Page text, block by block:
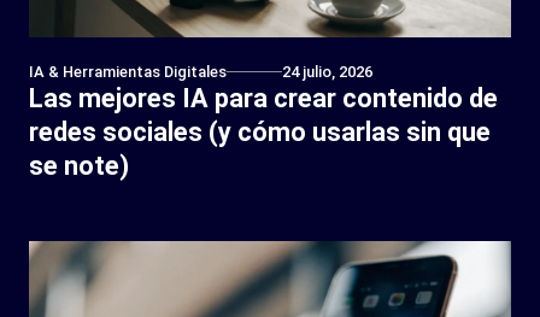
IA & Herramientas Digitales 24 julio, 2026
Las mejores IA para crear contenido de
redes sociales (y cómo usarlas sin que
se note)